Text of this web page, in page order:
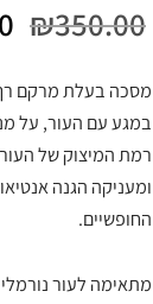
₪350.00
מסכה בעלת מרקם
במגע עם העור, על
רמת המיצוק של
ומעניקה הגנה
החופשיים.
מתאימה לעור